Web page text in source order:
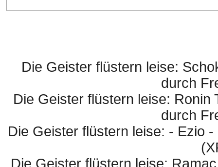
Die Geister flüstern leise:
durch
Die Geister flüstern leise: Ronin
durch
Die Geister flüstern leise: - Ezio
Die Geister flüstern leise: